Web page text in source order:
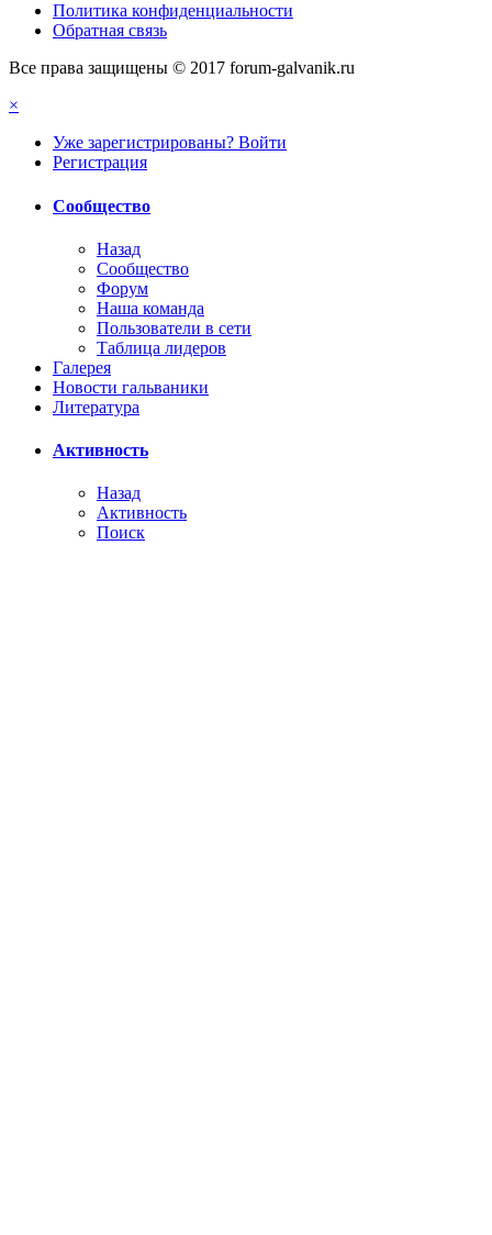
Политика конфиденциальности
Обратная связь
Все права защищены © 2017 forum-galvanik.ru
×
Уже зарегистрированы? Войти
Регистрация
Сообщество
Назад
Сообщество
Форум
Наша команда
Пользователи в сети
Таблица лидеров
Галерея
Новости гальваники
Литература
Активность
Назад
Активность
Поиск